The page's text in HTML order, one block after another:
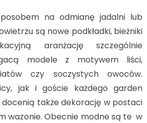
na odmianę jadalni lub
są nowe podkładki, bieżniki
aranżację szczególnie
modele z motywem liści,
czy soczystych owoców.
jak i goście każdego garden
także dekorację w postaci
wazonie. Obecnie modne są te w